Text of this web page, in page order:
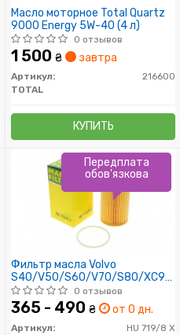
Масло моторное Total Quartz
9000 Energy 5W-40 (4 л)
0 отзывов
1 500 ₴ завтра
Артикул:
216600
TOTAL
КУПИТЬ
Фильтр масла Volvo
S40/V50/S60/V70/S80/XC90
2.4/2.5D 01-0 отзывов
365 - 490 ₴ от 0 дн.
Артикул:
HU 719/8 X
Передплата
обов'язкова